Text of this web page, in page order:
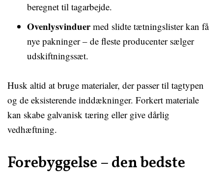
beregnet til tagarbejde.
Ovenlysvinduermed slidte tætningslister kan få
nye pakninger – de fleste producenter sælger
udskiftningssæt.
Husk altid at bruge materialer, der passer til tagtypen
og de eksisterende inddækninger. Forkert materiale
kan skabe galvanisk tæring eller give dårlig
vedhæftning.
Forebyggelse – den bedste